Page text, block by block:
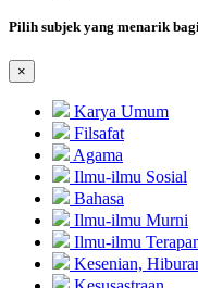
Pilih subjek yang menarik
×
Karya Umum
Filsafat
Agama
Ilmu-ilmu Sosial
Bahasa
Ilmu-ilmu Murni
Ilmu-ilmu
Kesenian,